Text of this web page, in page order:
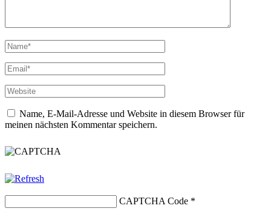
Name, E-Mail-Adresse und Website in diesem Browser für
meinen nächsten Kommentar speichern.
CAPTCHA Code *